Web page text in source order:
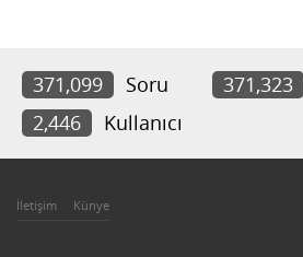
371,099 Soru 371,323
2,446
Kullanıcı
İletişim Künye